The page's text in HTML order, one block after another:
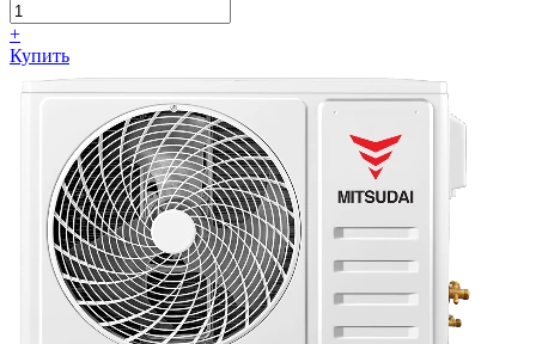
+
Купить